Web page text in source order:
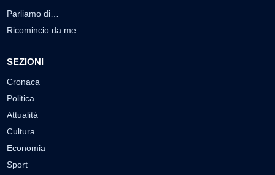
Parliamo di…
Ricomincio da me
SEZIONI
Cronaca
Politica
Attualità
Cultura
Economia
Sport